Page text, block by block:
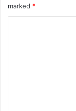
marked *